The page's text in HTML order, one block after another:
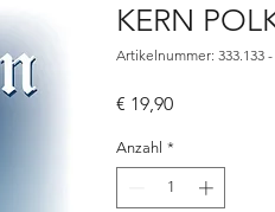
KERN
Artikelnummer: 333.133 -
€ 19,90Preis
Anzahl *